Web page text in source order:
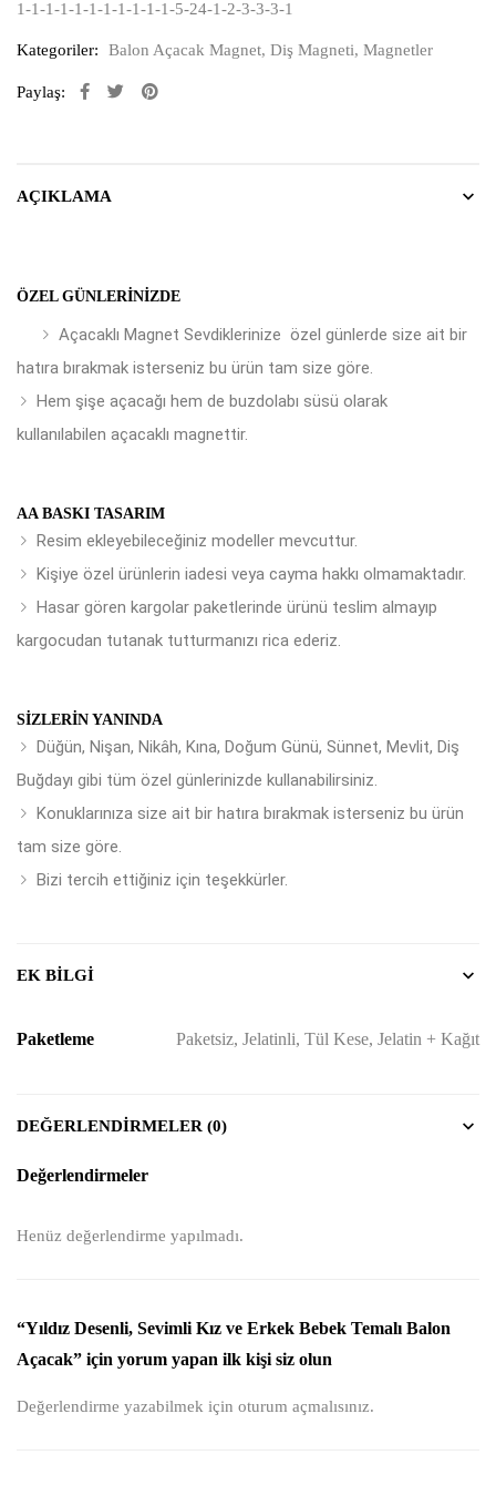
1-1-1-1-1-1-1-1-1-1-1-5-24-1-2-3-3-3-1
Kategoriler: Balon Açacak Magnet, Diş Magneti, Magnetler
Paylaş:
AÇIKLAMA
ÖZEL GÜNLERINIZDE
Açacaklı Magnet Sevdiklerinize özel günlerde size ait bir
hatıra bırakmak isterseniz bu ürün tam size göre.
Hem şişe açacağı hem de buzdolabı süsü olarak
kullanılabilen açacaklı magnettir.
AA BASKI TASARIM
Resim ekleyebileceğiniz modeller mevcuttur.
Kişiye özel ürünlerin iadesi veya cayma hakkı olmamaktadır.
Hasar gören kargolar paketlerinde ürünü teslim almayıp
kargocudan tutanak tutturmanızı rica ederiz.
SIZLERIN YANINDA
Düğün, Nişan, Nikâh, Kına, Doğum Günü, Sünnet, Mevlit, Diş
Buğdayı gibi tüm özel günlerinizde kullanabilirsiniz.
Konuklarınıza size ait bir hatıra bırakmak isterseniz bu ürün
tam size göre.
Bizi tercih ettiğiniz için teşekkürler.
EK BILGI
Paketleme Paketsiz, Jelatinli, Tül Kese, Jelatin + Kağıt
DEĞERLENDIRMELER (0)
Değerlendirmeler
Henüz değerlendirme yapılmadı.
“Yıldız Desenli, Sevimli Kız ve Erkek Bebek Temalı Balon
Açacak” için yorum yapan ilk kişi siz olun
Değerlendirme yazabilmek için oturum açmalısınız.